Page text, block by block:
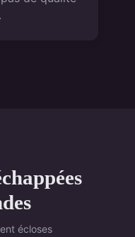
écloses